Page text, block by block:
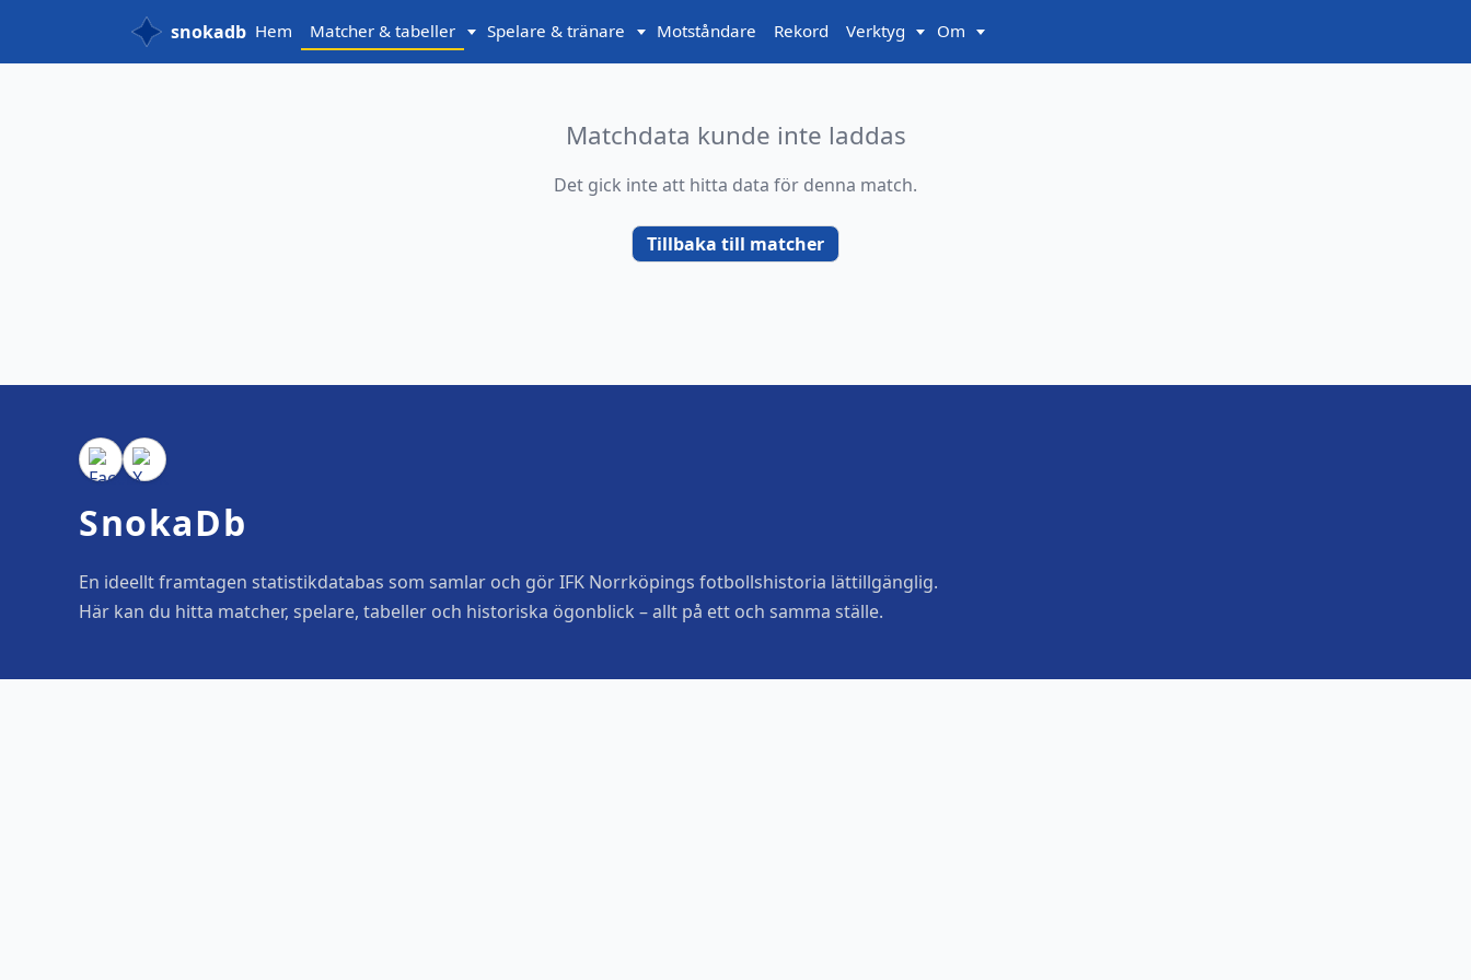
snokadb Hem Matcher & tabeller Spelare & tränare Motståndare Rekord Verktyg Om
Matchdata kunde inte laddas
Det gick inte att hitta data för denna match.
Tillbaka till matcher
SnokaDb
En ideellt framtagen statistikdatabas som samlar och gör IFK Norrköpings fotbollshistoria lättillgänglig.
Här kan du hitta matcher, spelare, tabeller och historiska ögonblick – allt på ett och samma ställe.